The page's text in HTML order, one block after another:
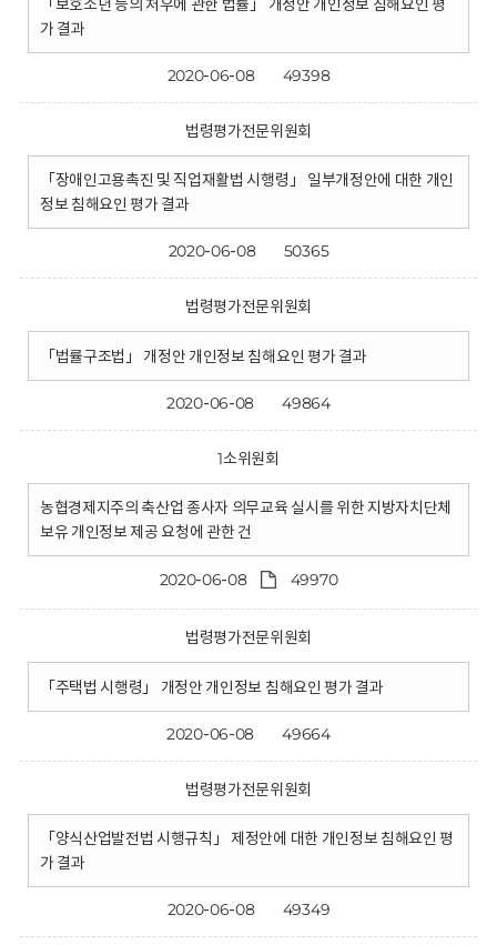
「보호소년 등의 처우에 관한 법률」 개정안 개인정보 침해요인 평
가 결과
2020-06-08 49398
법령평가전문위원회
「장애인고용촉진 및 직업재활법 시행령」 일부개정안에 대한 개인
정보 침해요인 평가 결과
2020-06-08 50365
법령평가전문위원회
「법률구조법」 개정안 개인정보 침해요인 평가 결과
2020-06-08 49864
1소위원회
농협경제지주의 축산업 종사자 의무교육 실시를 위한 지방자치단체
보유 개인정보 제공 요청에 관한 건
2020-06-08 49970
법령평가전문위원회
「주택법 시행령」 개정안 개인정보 침해요인 평가 결과
2020-06-08 49664
법령평가전문위원회
「양식산업발전법 시행규칙」 제정안에 대한 개인정보 침해요인 평
가 결과
2020-06-08 49349